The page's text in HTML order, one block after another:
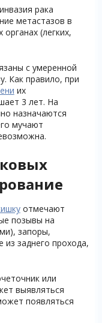
рака
метастазов в
(легких,
с умеренной
Как правило, при
их
3 лет. На
назначаются
мучают
отмечают
позывы на
запоры,
из заднего прохода,
или
выявляться
появляться